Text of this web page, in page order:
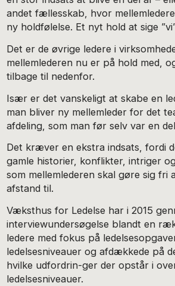
andet fællesskab, hvor
ny holdfølelse. Et nyt hold at sige
Det er de øvrige ledere i
mellemlederen nu er på hold med,
tilbage til nedenfor.
Især er det vanskeligt at skabe en
man bliver ny mellemleder for det
afdeling, som man før selv var en
Det kræver en ekstra indsats, fordi
gamle historier, konflikter, intriger
som mellemlederen skal gøre sig fri
afstand til.
Væksthus for Ledelse har i 2015
interviewundersøgelse blandt en
ledere med fokus på
ledelsesniveauer og afdækkede på
hvilke udfordrin-ger der opstår i
ledelsesniveauer.